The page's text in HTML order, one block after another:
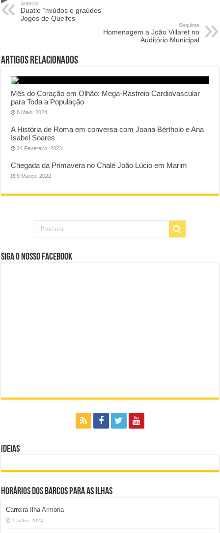
Anterior
Duatlo “miúdos e graúdos”
Jogos de Quelfes
Seguinte
Homenagem a João Villaret no
Auditório Municipal
Artigos Relacionados
Mês do Coração em Olhão: Mega-Rastreio Cardiovascular
para Toda a População
8 Maio, 2024
A História de Roma em conversa com Joana Bértholo e Ana
Isabel Soares
24 Fevereiro, 2023
Chegada da Primavera no Chalé João Lúcio em Marim
9 Março, 2022
Siga o nosso Facebook
Ideias
Horários dos Barcos para as Ilhas
Carreira Ilha Armona
1 Julho, 2024